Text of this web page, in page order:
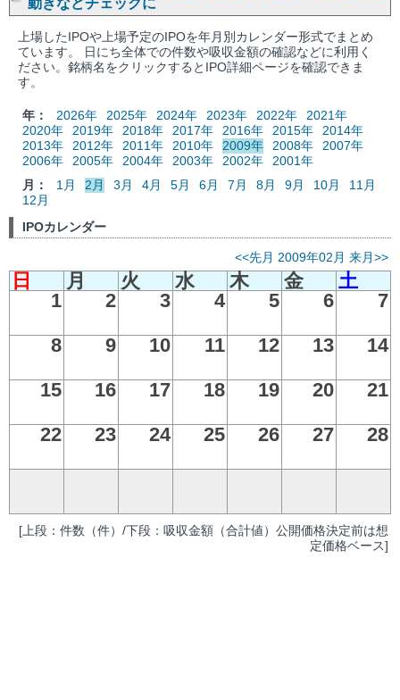
動きなどチェックに
上場したIPOや上場予定のIPOを年月別カレンダー形式でまとめ
ています。 日にち全体での件数や吸収金額の確認などに利用く
ださい。銘柄名をクリックするとIPO詳細ページを確認できま
す。
年： 2026年 2025年 2024年 2023年 2022年
2021年
2020年
2019年 2018年 2017年 2016年 2015年
2014年
2013年
2012年 2011年 2010年 2009年 2008年
2007年
2006年
2005年 2004年 2003年 2002年
2001年
月：
1月 2月 3月 4月 5月 6月 7月 8月 9月 10月
11月
12月
IPOカレンダー
<<先月 2009年02月 来月>>
日 月 火 水 木 金
土
1
2 3 4 5 6
7
8
9 10 11 12 13
14
15
16 17 18 19 20
21
22
23 24 25 26 27 28
[上段：件数（件）/下段：吸収金額（合計値）公開価格決定前は想
定価格ベース]